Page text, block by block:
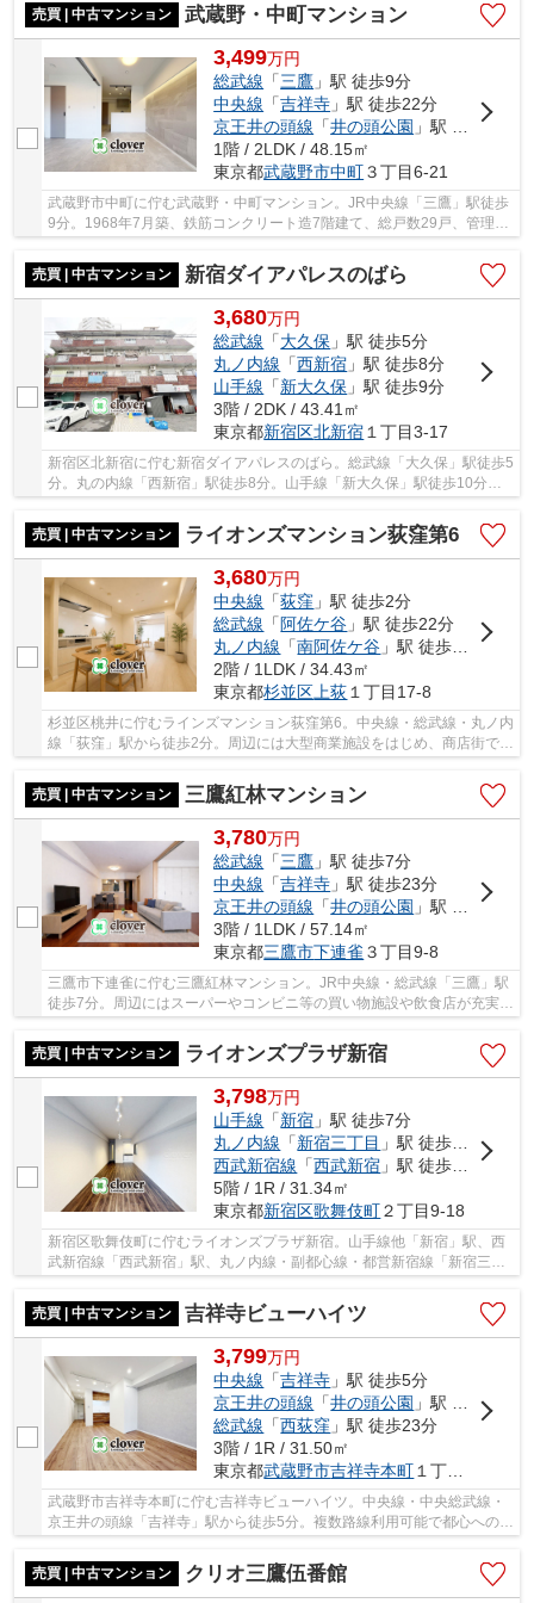
売買 | 中古マンション 武蔵野・中町マンション
3,499万円
総武線 「三鷹 」駅 徒歩9分
中央線 「吉祥寺 」駅 徒歩22分
京王井の頭線 「井の頭公園 」駅 徒歩31分
1階 / 2LDK / 48.15㎡
東京都武蔵野市中町３丁目6-21
武蔵野市中町に佇む武蔵野・中町マンション。JR中央線「三鷹」駅徒歩
9分。1968年7月築、鉄筋コンクリート造7階建て、総戸数29戸、管理は
売買 | 中古マンション
新宿ダイアパレスのばら
3,680万円
総武線 「大久保 」駅 徒歩5分
丸ノ内線 「西新宿 」駅 徒歩8分
山手線 「新大久保 」駅 徒歩9分
3階 / 2DK / 43.41㎡
東京都新宿区北新宿 １丁目3-17
新宿区北新宿に佇む新宿ダイアパレスのばら。総武線「大久保」駅徒歩5
分。丸の内線「西新宿」駅徒歩8分。山手線「新大久保」駅徒歩10分も
売買 | 中古マンション
ライオンズマンション荻窪第6
3,680万円
中央線 「荻窪 」駅 徒歩2分
総武線 「 阿佐ケ谷 」駅 徒歩22分
丸ノ内線 「南阿佐ケ谷 」駅 徒歩23分
2階 / 1LDK / 34.43㎡
東京都杉並区 上荻 １丁目17-8
杉並区桃井に佇むラインズマンション荻窪第6。中央線・総武線・丸ノ内
線「荻窪」駅から徒歩2分。周辺には大型商業施設をはじめ、商店街で賑
わいのある街並みで生活環境が整っています...
売買 | 中古マンション
三鷹紅林マンション
3,780万円
総武線 「三鷹 」駅 徒歩7分
中央線 「吉祥寺 」駅 徒歩23分
京王井の頭線 「井の頭公園 」駅 徒歩26分
3階 / 1LDK / 57.14㎡
東京都三鷹市下連雀 ３丁目9-8
三鷹市下連雀に佇む三鷹紅林マンション。JR中央線・総武線「三鷹」駅
徒歩7分。周辺にはスーパーやコンビニ等の買い物施設や飲食店が充実し
ており、井の頭公園も徒歩約10分の生活環境に...
売買 | 中古マンション
ライオンズプラザ新宿
3,798万円
山手線 「新宿 」駅 徒歩7分
丸ノ内線 「新宿三丁目 」駅 徒歩7分
西武新宿線 「西武新宿 」駅 徒歩7分
5階 / 1R / 31.34㎡
東京都新宿区歌舞伎町２丁目9-18
新宿区歌舞伎町に佇むライオンズプラザ新宿。山手線他「新宿」駅、西
武新宿線「西武新宿」駅、丸ノ内線・副都心線・都営新宿線「新宿三丁
売買 | 中古マンション
吉祥寺ビューハイツ
3,799万円
中央線 「吉祥寺 」駅 徒歩5分
京王井の頭線 「井の頭公園 」駅 徒歩14分
総武線 「西荻窪 」駅 徒歩23分
3階 / 1R / 31.50㎡
東京都武蔵野市吉祥寺本町１丁目30-7
武蔵野市吉祥寺本町に佇む吉祥寺ビューハイツ。中央線・中央総武線・
京王井の頭線「吉祥寺」駅から徒歩5分。複数路線利用可能で都心へのア
売買 | 中古マンション
クリオ三鷹伍番館